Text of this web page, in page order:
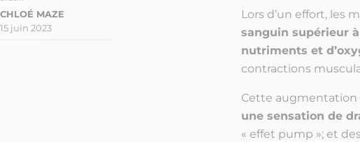
15 juin 2023
Lors d’un effort, les
sanguin supérieur
nutriments et
contractions
Cette augmentation
une sensation de
« effet pump »; et